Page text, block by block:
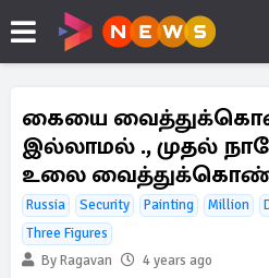
கையை
இல்லாமல் ., முதல்
உலை வைத்துக்கொண்ட
Russia Security Painting Million
Three Figures
By Ragavan
4 years ago